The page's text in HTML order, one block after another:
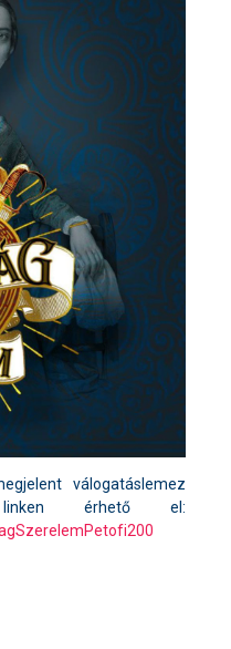
válogatáslemez
érhető el: